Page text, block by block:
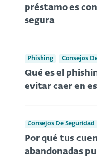
préstamo es
segura
Phishing Consejos
Qué es el
evitar caer en
Consejos De Seguridad
Por qué tus
abandonadas